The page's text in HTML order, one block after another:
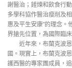
謝醫治；錘煉和飲食行
多學科協作醫治瘦削及
惠及平生安康”的理念。
界搶先位置，為國際臨
近年來，布蘭克波恩
國。現實上，布蘭克波
護西醫的專家團成員，